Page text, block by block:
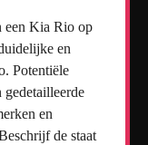
een Kia Rio op
en
Potentiële
gedetailleerde
en
de staat